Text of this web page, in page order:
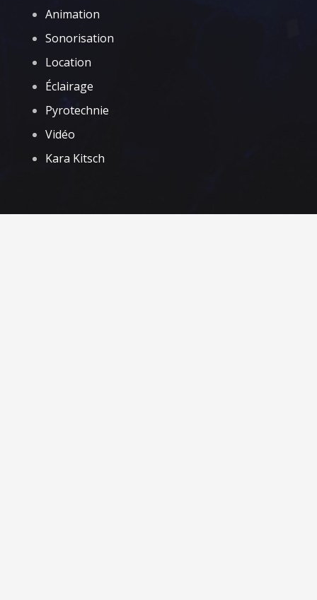
Animation
Sonorisation
Location
Éclairage
Pyrotechnie
Vidéo
Kara Kitsch